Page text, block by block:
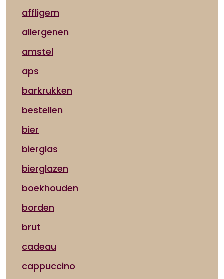
affligem
allergenen
amstel
aps
barkrukken
bestellen
bier
bierglas
bierglazen
boekhouden
borden
brut
cadeau
cappuccino